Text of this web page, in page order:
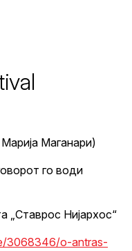
Маганари)
го води
„Ставрос Нијархос“
3068346/o-antras-